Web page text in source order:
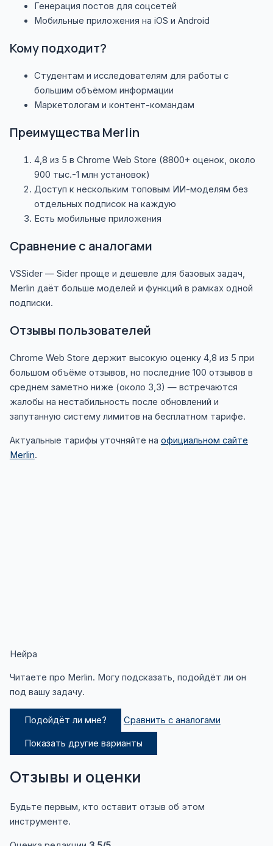
Генерация постов для соцсетей
Мобильные приложения на iOS и Android
Кому подходит?
Студентам и исследователям для работы с
большим объёмом информации
Маркетологам и контент-командам
Преимущества Merlin
4,8 из 5 в Chrome Web Store (8800+ оценок, около
900 тыс.-1 млн установок)
Доступ к нескольким топовым ИИ-моделям без
отдельных подписок на каждую
Есть мобильные приложения
Сравнение с аналогами
VSSider— Sider проще и дешевле для базовых задач,
Merlin даёт больше моделей и функций в рамках одной
подписки.
Отзывы пользователей
Chrome Web Store держит высокую оценку 4,8 из 5 при
большом объёме отзывов, но последние 100 отзывов в
среднем заметно ниже (около 3,3) — встречаются
жалобы на нестабильность после обновлений и
запутанную систему лимитов на бесплатном тарифе.
Актуальные тарифы уточняйте на официальном сайте
Merlin.
Нейра
Читаете про Merlin. Могу подсказать, подойдёт ли он
под вашу задачу.
Подойдёт ли мне? Сравнить с аналогами
Показать другие варианты
Отзывы и оценки
Будьте первым, кто оставит отзыв об этом
инструменте.